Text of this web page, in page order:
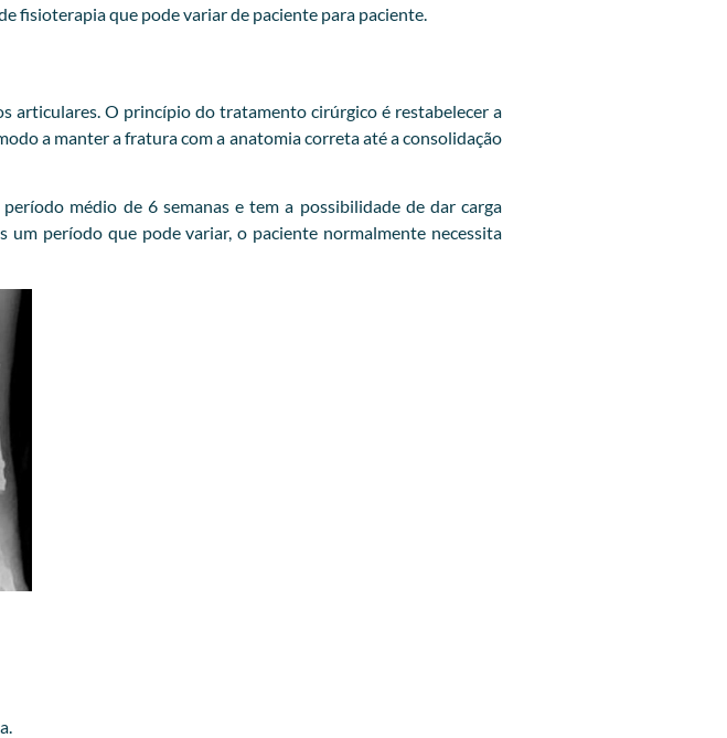
fisioterapia que pode variar de paciente para paciente.
articulares. O princípio do tratamento cirúrgico é restabelecer a
a manter a fratura com a anatomia correta até a consolidação
médio de 6 semanas e tem a possibilidade de dar carga
período que pode variar, o paciente normalmente necessita